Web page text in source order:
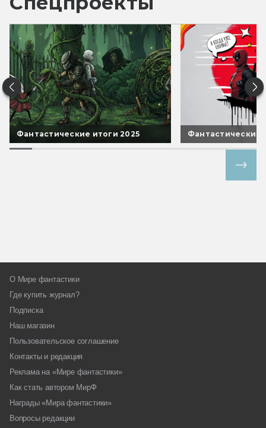
Фантастические итоги 2025 Фантастические
О Мире фантастики
Где купить журнал?
Подписка
Наш магазин
Пользовательское соглашение
Контакты и редакция
Реклама на «Мире фантастики»
Как стать автором МирФ
Награды «Мира фантастики»
Вопросы редакции